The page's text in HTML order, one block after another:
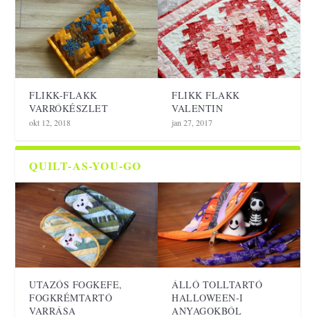
FLIKK-FLAKK
VARRÓKÉSZLET
okt 12, 2018
FLIKK FLAKK
VALENTIN
jan 27, 2017
QUILT-AS-YOU-GO
UTAZÓS FOGKEFE,
FOGKRÉMTARTÓ
VARRÁSA
ÁLLÓ TOLLTARTÓ
HALLOWEEN-I
ANYAGOKBÓL